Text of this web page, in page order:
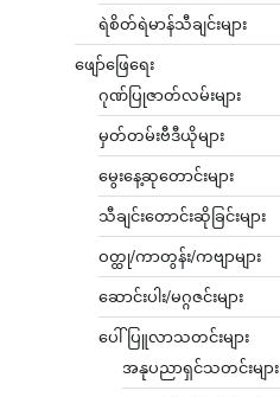
ရဲစိတ်ရဲမာန်သီချင်းများ
ဖျော်ဖြေရေး
ဂုဏ်ပြုဇာတ်လမ်းများ
မှတ်တမ်းဗီဒီယိုများ
မွေးနေ့ဆုတောင်းများ
သီချင်းတောင်းဆိုခြင်းများ
ဝတ္ထု/ကာတွန်း/ကဗျာများ
ဆောင်းပါး/မဂ္ဂဇင်းများ
ပေါ်ပြူလာသတင်းများ
အနုပညာရှင်သတင်းများ